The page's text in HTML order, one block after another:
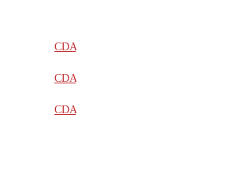
CDA
教材
CDA
题库
CDA